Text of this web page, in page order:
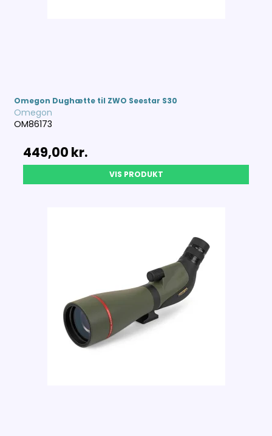
Omegon Dughætte til ZWO Seestar S30
Omegon
OM86173
449,00 kr.
VIS PRODUKT